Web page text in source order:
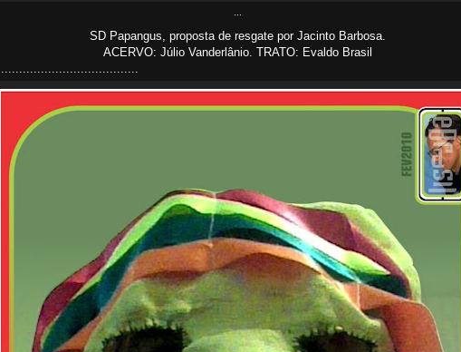
SD Papangus, proposta de resgate por Jacinto Barbosa.
ACERVO: Júlio Vanderlânio. TRATO: Evaldo Brasil